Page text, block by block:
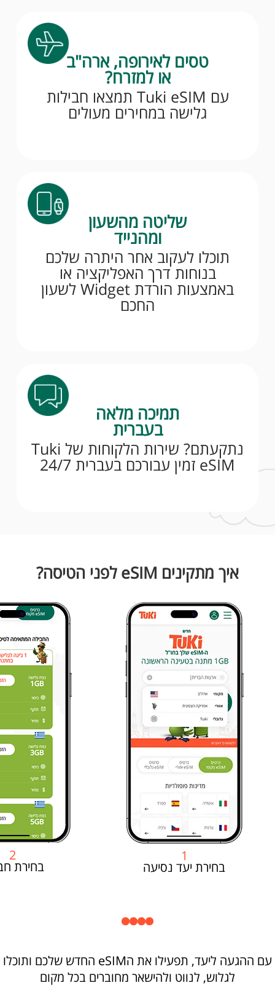
טסים לאירופה, ארה"ב
או למזרח?
עם Tuki eSIM תמצאו חבילות
גלישה במחירים מעולים
שליטה מהשעון
ומהנייד
תוכלו לעקוב אחר היתרה שלכם
בנוחות דרך האפליקציה או
באמצעות הורדת Widget לשעון
החכם
תמיכה מלאה
בעברית
נתקעתם? שירות הלקוחות של Tuki
eSIM זמין עבורכם בעברית 24/7
איך מתקינים eSIM לפני הטיסה?
1
בחירת יעד נסיעה
2
בחירת
עם ההגעה ליעד, תפעילו את הeSIM החדש שלכם ותוכלו
לגלוש, לנווט ולהישאר מחוברים בכל מקום